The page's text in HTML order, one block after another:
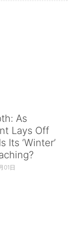
As
Lays Off
Its ‘Winter’
01日